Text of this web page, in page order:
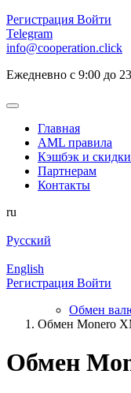
Регистрация Войти
Telegram
info@cooperation.click
Ежедневно с 9:00 до
Главная
AML правила
Кэшбэк и cкидки
Партнерам
Контакты
ru
Русский
English
Регистрация Войти
Обмен
Обмен Monero
Обмен